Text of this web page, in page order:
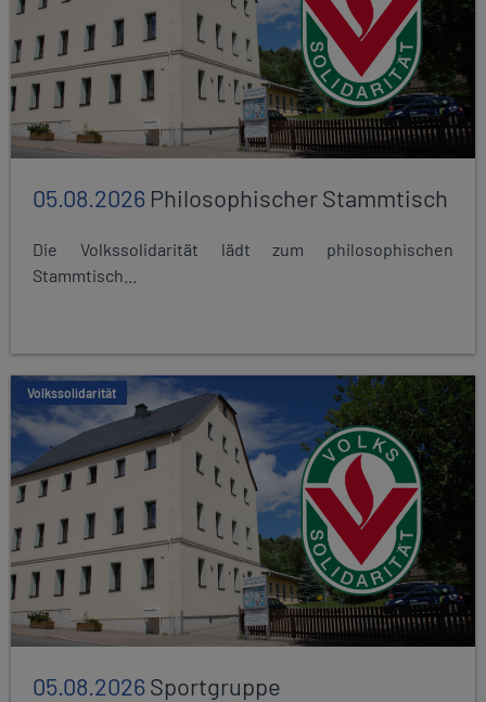
05.08.2026 Philosophischer Stammtisch
Die Volkssolidarität lädt zum philosophischen
Stammtisch...
Volkssolidarität
05.08.2026Sportgruppe